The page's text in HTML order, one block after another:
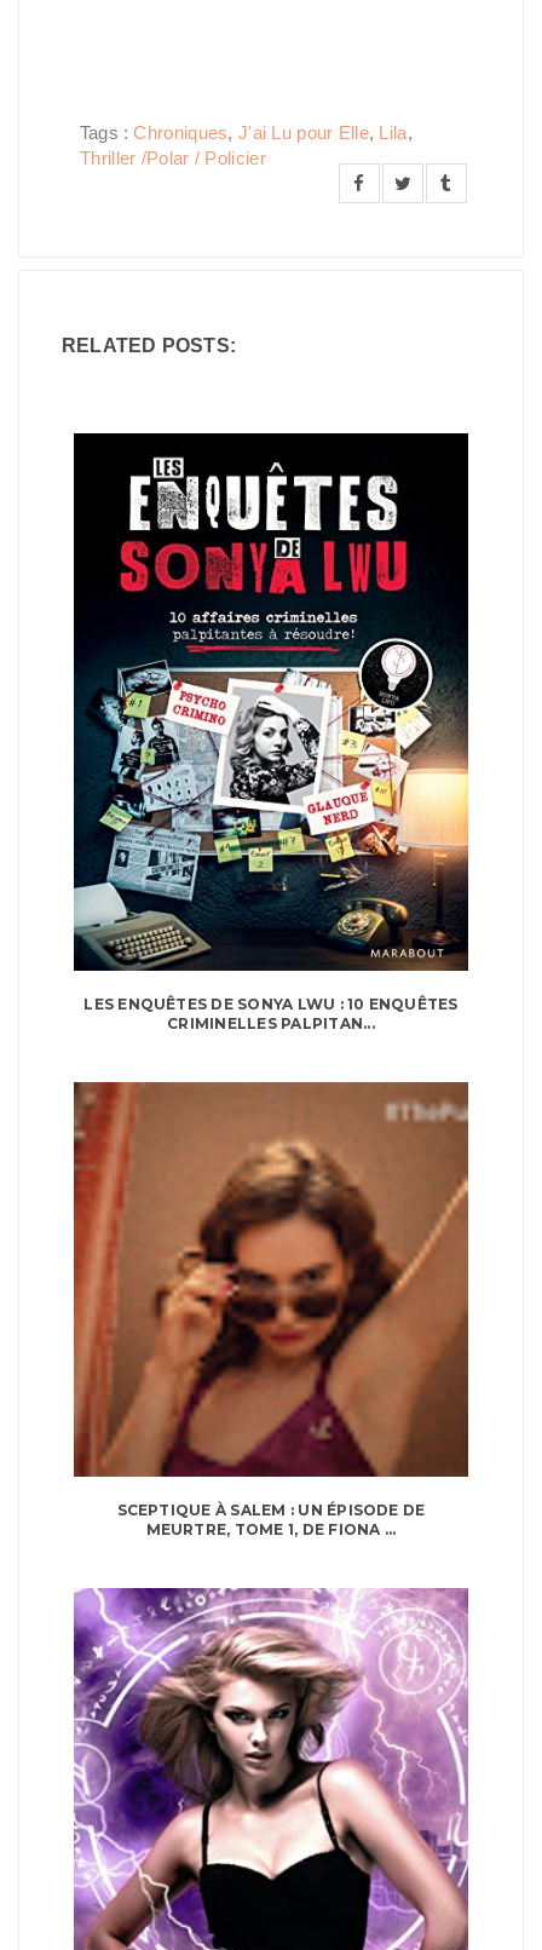
Tags :Chroniques, J'ai Lu pour Elle, Lila,
Thriller /Polar / Policier
RELATED POSTS:
LES ENQUÊTES DE SONYA LWU : 10 ENQUÊTES
CRIMINELLES PALPITAN...
SCEPTIQUE À SALEM : UN ÉPISODE DE
MEURTRE, TOME 1, DE FIONA ...